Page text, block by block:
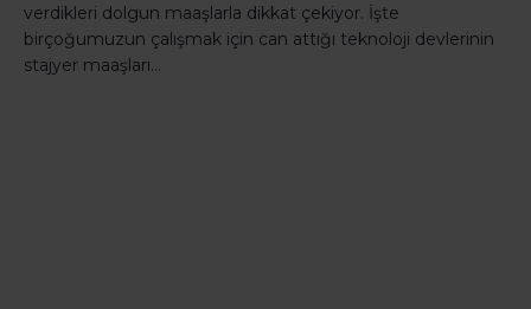
verdikleri dolgun maaşlarla dikkat çekiyor. İşte
birçoğumuzun çalışmak için can attığı teknoloji devlerinin
stajyer maaşları…